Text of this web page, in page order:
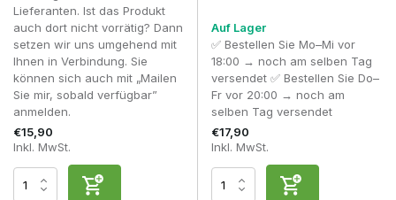
In dieser Kategorie sind unter anderem die Farben Black,
Coyote, OD Green, Ranger Green, Multicam, Woodland,
Flecktarn und Everglade erhältlich. So lässt sich die Dump-
Tasche perfekt an deinen Plate Carrier, Combat Belt oder
Chest Rig anpassen, wodurch ein einheitliches und
gepflegtes Gesamtbild entsteht.
Häufige Fehler bei der Auswahl eines Dump-Pouches
nur wenige Magazine mitgeführt werden
großer Dump-Pouch bietet zwar viel Stauraum, nimmt
Lieferanten. Ist das Produkt
auch dort nicht vorrätig? Dann
setzen wir uns umgehend mit
Ihnen in Verbindung. Sie
können sich auch mit „Mailen
Sie mir, sobald verfügbar”
anmelden.
€15,90
Inkl. MwSt.
Auf Lager
✅ Bestellen Sie Mo–Mi vor
18:00 → noch am selben Tag
versendet ✅ Bestellen Sie Do–
Fr vor 20:00 → noch am
selben Tag versendet
€17,90
Inkl. MwSt.